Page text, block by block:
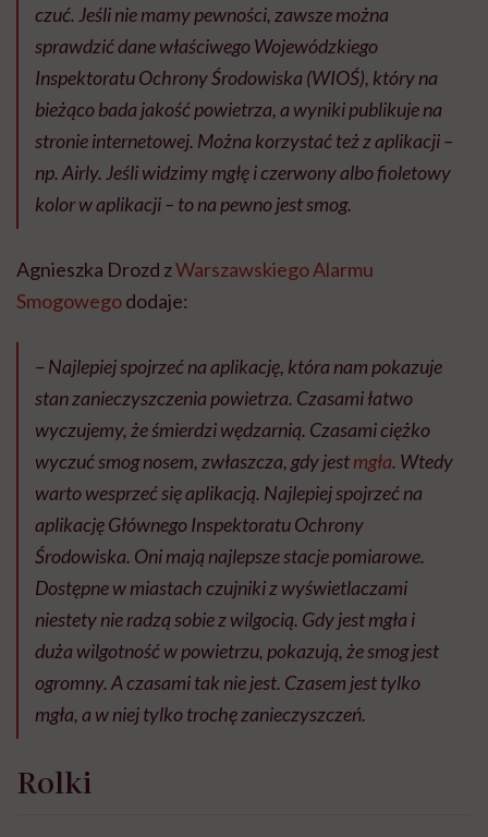
czuć. Jeśli nie mamy pewności, zawsze można
sprawdzić dane właściwego Wojewódzkiego
Inspektoratu Ochrony Środowiska (WIOŚ), który na
bieżąco bada jakość powietrza, a wyniki publikuje na
stronie internetowej. Można korzystać też z aplikacji –
np. Airly. Jeśli widzimy mgłę i czerwony albo fioletowy
kolor w aplikacji – to na pewno jest smog.
Agnieszka Drozd zWarszawskiego Alarmu
Smogowegododaje:
– Najlepiej spojrzeć na aplikację, która nam pokazuje
stan zanieczyszczenia powietrza. Czasami łatwo
wyczujemy, że śmierdzi wędzarnią. Czasami ciężko
wyczuć smog nosem, zwłaszcza, gdy jestmgła. Wtedy
warto wesprzeć się aplikacją. Najlepiej spojrzeć na
aplikację Głównego Inspektoratu Ochrony
Środowiska. Oni mają najlepsze stacje pomiarowe.
Dostępne w miastach czujniki z wyświetlaczami
niestety nie radzą sobie z wilgocią. Gdy jest mgła i
duża wilgotność w powietrzu, pokazują, że smog jest
ogromny. A czasami tak nie jest. Czasem jest tylko
mgła, a w niej tylko trochę zanieczyszczeń.
Rolki